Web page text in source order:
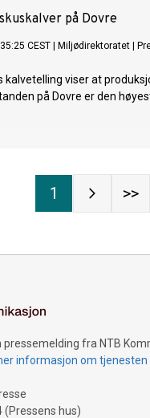
på Dovre
CEST Miljødirektoratet
kalvetelling viser at
på Dovre er den
1 >>
pressemelding fra NTB
informasjon om tjenesten
(Pressens hus)